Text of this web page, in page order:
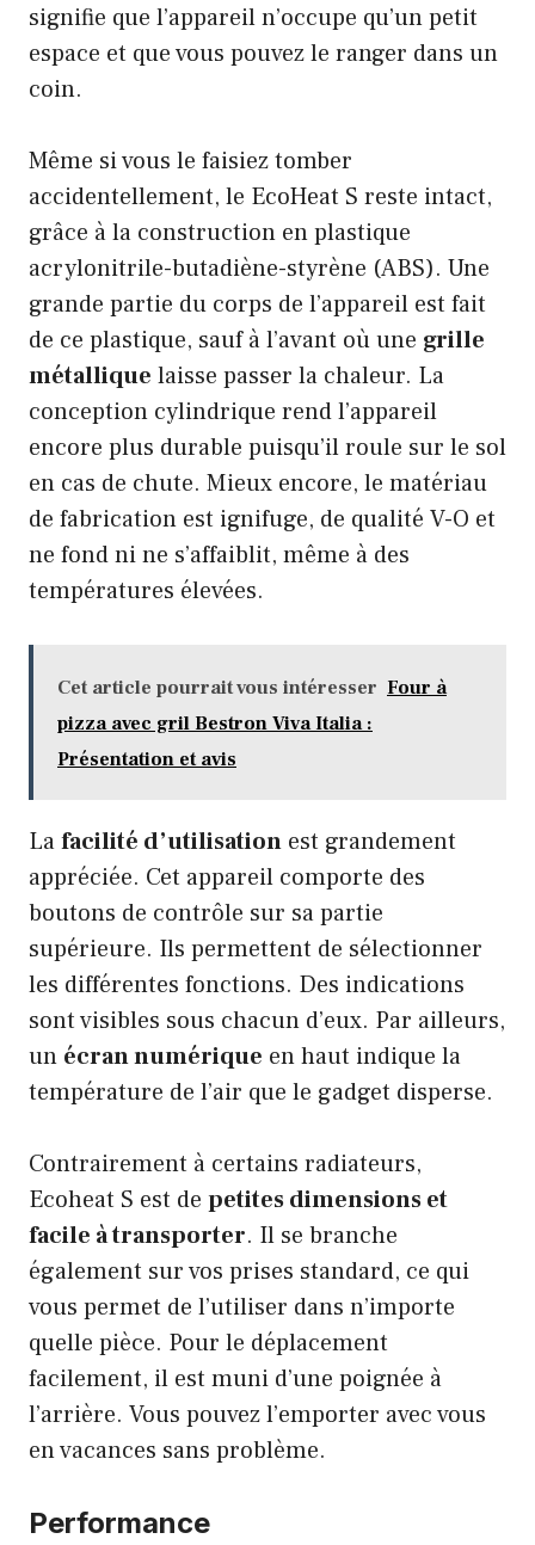
signifie que l’appareil n’occupe qu’un petit
espace et que vous pouvez le ranger dans un
coin.
Même si vous le faisiez tomber
accidentellement, le EcoHeat S reste intact,
grâce à la construction en plastique
acrylonitrile-butadiène-styrène (ABS). Une
grande partie du corps de l’appareil est fait
de ce plastique, sauf à l’avant où une grille
métallique laisse passer la chaleur. La
conception cylindrique rend l’appareil
encore plus durable puisqu’il roule sur le sol
en cas de chute. Mieux encore, le matériau
de fabrication est ignifuge, de qualité V-O et
ne fond ni ne s’affaiblit, même à des
températures élevées.
Cet article pourrait vous intéresser Four à
pizza avec gril Bestron Viva Italia :
Présentation et avis
Lafacilité d’utilisation est grandement
appréciée. Cet appareil comporte des
boutons de contrôle sur sa partie
supérieure. Ils permettent de sélectionner
les différentes fonctions. Des indications
sont visibles sous chacun d’eux. Par ailleurs,
un écran numérique en haut indique la
température de l’air que le gadget disperse.
Contrairement à certains radiateurs,
Ecoheat S est de petites dimensions et
facile à transporter. Il se branche
également sur vos prises standard, ce qui
vous permet de l’utiliser dans n’importe
quelle pièce. Pour le déplacement
facilement, il est muni d’une poignée à
l’arrière. Vous pouvez l’emporter avec vous
en vacances sans problème.
Performance